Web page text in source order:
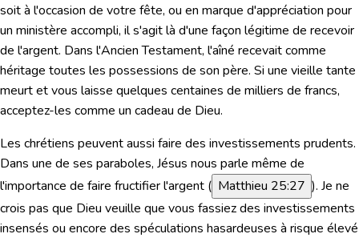
soit à l'occasion de votre fête, ou en marque d'appréciation pour
un ministère accompli, il s'agit là d'une façon légitime de recevoir
de l'argent. Dans l'Ancien Testament, l'aîné recevait comme
héritage toutes les possessions de son père. Si une vieille tante
meurt et vous laisse quelques centaines de milliers de francs,
acceptez-les comme un cadeau de Dieu.
Les chrétiens peuvent aussi faire des investissements prudents.
Dans une de ses paraboles, Jésus nous parle même de
l'importance de faire fructifier l'argent ( Matthieu 25:27 ). Je ne
crois pas que Dieu veuille que vous fassiez des investissements
insensés ou encore des spéculations hasardeuses à risque élevé